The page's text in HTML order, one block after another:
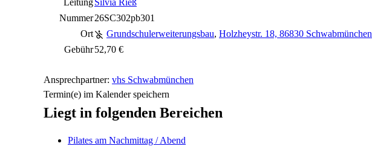
LeitungSilvia Rieß
Nummer26SC302pb301
Ort
Grundschulerweiterungsbau, Holzheystr. 18, 86830 Schwabmünchen
Gebühr52,70 €
Ansprechpartner: vhs Schwabmünchen
Termin(e) im Kalender speichern
Liegt in folgenden Bereichen
Pilates am Nachmittag / Abend